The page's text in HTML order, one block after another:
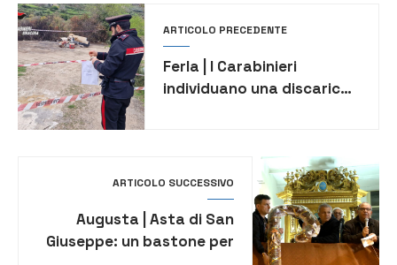
ARTICOLO PRECEDENTE
Ferla | I Carabinieri
individuano una discarica
ARTICOLO SUCCESSIVO
Augusta | Asta di San
Giuseppe: un bastone per